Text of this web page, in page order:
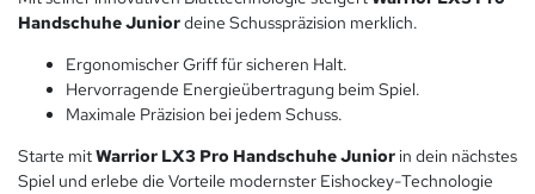
Handschuhe Juniordeine Schusspräzision merklich.
Ergonomischer Griff für sicheren Halt.
Hervorragende Energieübertragung beim Spiel.
Maximale Präzision bei jedem Schuss.
Starte mitWarrior LX3 Pro Handschuhe Junior in dein nächstes
Spiel und erlebe die Vorteile modernster Eishockey-Technologie